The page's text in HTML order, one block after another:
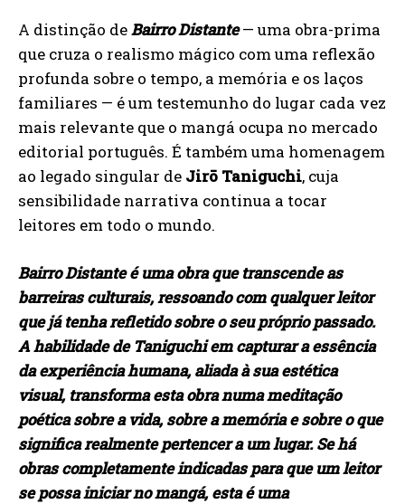
A distinção deBairro Distante— uma obra-prima
que cruza o realismo mágico com uma reflexão
profunda sobre o tempo, a memória e os laços
familiares — é um testemunho do lugar cada vez
mais relevante que o mangá ocupa no mercado
editorial português. É também uma homenagem
ao legado singular de Jirō Taniguchi, cuja
sensibilidade narrativa continua a tocar
leitores em todo o mundo.
Bairro Distante é uma obra que transcende as
barreiras culturais, ressoando com qualquer leitor
que já tenha refletido sobre o seu próprio passado.
A habilidade de Taniguchi em capturar a essência
da experiência humana, aliada à sua estética
visual, transforma esta obra numa meditação
poética sobre a vida, sobre a memória e sobre o que
significa realmente pertencer a um lugar. Se há
obras completamente indicadas para que um leitor
se possa iniciar no mangá, esta é uma